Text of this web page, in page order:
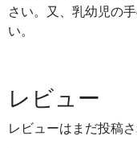
さい。又、乳幼児の
い。
レビュー
レビューはまだ投稿